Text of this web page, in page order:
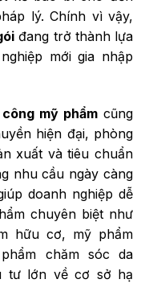
lý. Chính vì vậy,
đang trở thành lựa
mới gia nhập
mỹ phẩmcũng
hiện đại, phòng
xuất và tiêu chuẩn
nhu cầu ngày càng
doanh nghiệp dễ
chuyên biệt như
hữu cơ, mỹ phẩm
chăm sóc da
tư lớn về cơ sở hạ